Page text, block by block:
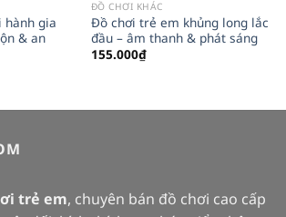
gia
& an
ĐỒ CHƠI KHÁC
Đồ chơi trẻ em khủng long lắc
đầu – âm thanh & phát sáng
155.000₫
trẻ em, chuyên bán đồ chơi cao cấp